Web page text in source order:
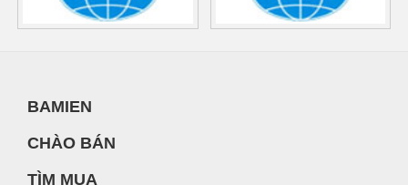
BAMIEN
CHÀO BÁN
TÌM MUA